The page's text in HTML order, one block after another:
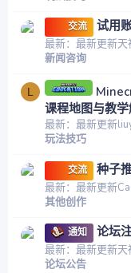
交流 试用
最新：最新更新天
新闻咨询
L
课程地图与教
最新：最新更新
玩法技巧
交流 种子
最新：最新更新
其他创作
通知 论坛
最新：最新更新天
论坛公告